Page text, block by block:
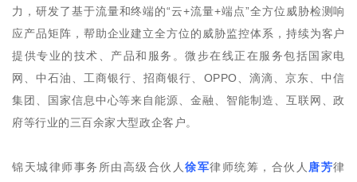
力，研发了基于流量和终端的“云+流量+端点”全方位威胁检测响
应产品矩阵，帮助企业建立全方位的威胁监控体系，持续为客户
提供专业的技术、产品和服务。微步在线正在服务包括国家电
网、中石油、工商银行、招商银行、OPPO、滴滴、京东、中信
集团、国家信息中心等来自能源、金融、智能制造、互联网、政
府等行业的三百余家大型政企客户。
锦天城律师事务所由高级合伙人徐军律师统筹，合伙人 唐芳律